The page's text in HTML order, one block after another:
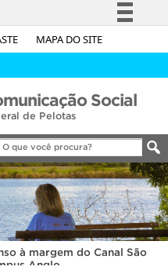
MAPA DO SITE
Simplifique!
Acesso à informação
Legislação
Canais
Social
de Pelotas
à margem do Canal São
Anglo